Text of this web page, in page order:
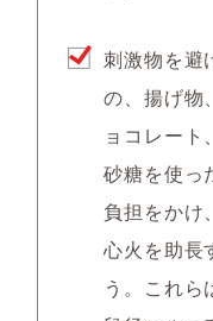
刺激物を避
の、揚げ物
ョコレート
砂糖を使っ
負担をかけ
心火を助長
う。これら